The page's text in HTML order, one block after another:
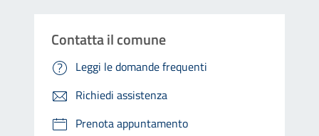
Contatta il comune
Leggi le domande frequenti
Richiedi assistenza
Prenota appuntamento